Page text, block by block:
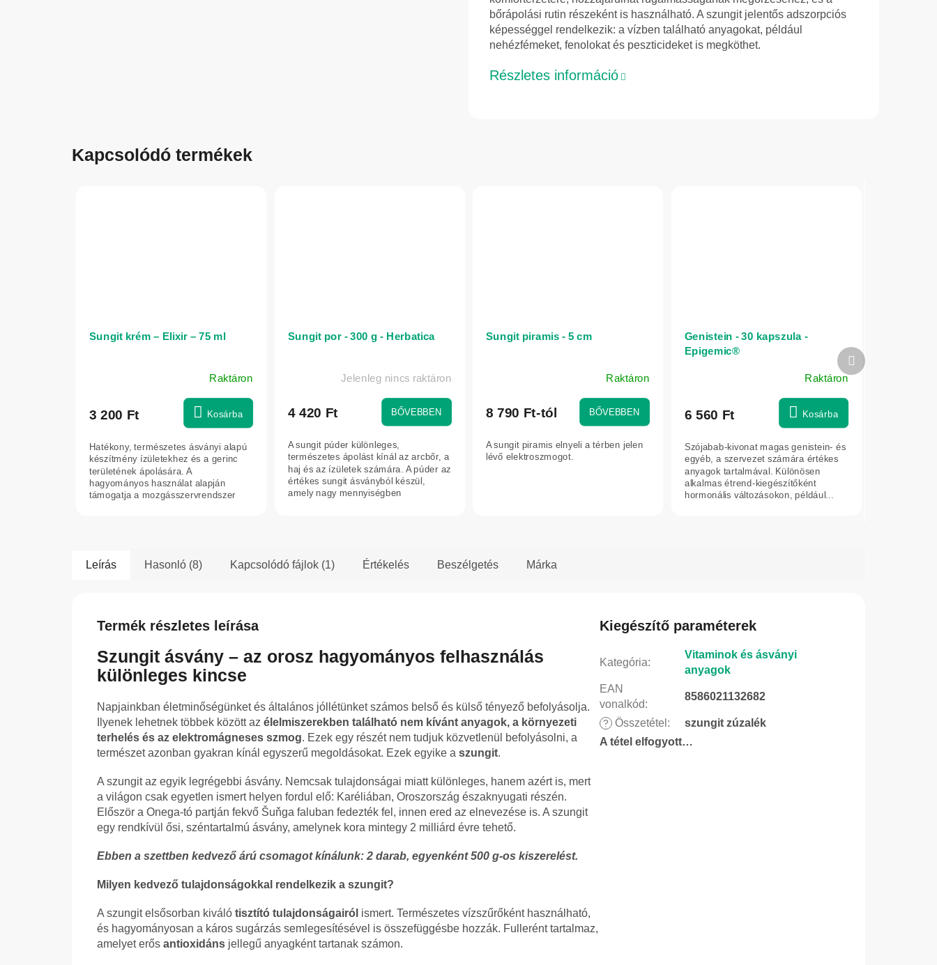
bőrápolási rutin részeként is használható. A szungit jelentős adszorpciós
képességgel rendelkezik: a vízben található anyagokat, például
nehézfémeket, fenolokat és peszticideket is megköthet.
Részletes információ
Kapcsolódó termékek
Sungit krém – Elixir – 75 ml
átlagos
ből
5,0
csillag.
Raktáron
3 200 Ft Kosárba
Hatékony, természetes ásványi alapú
készítmény ízületekhez és a gerinc
területének ápolására. A
hagyományos használat alapján
támogatja a mozgásszervrendszer
Sungit por - 300 g - Herbatica
Jelenleg nincs raktáron
4 420 Ft BŐVEBBEN
A sungit púder különleges,
természetes ápolást kínál az arcbőr, a
haj és az ízületek számára. A púder az
értékes sungit ásványból készül,
amely nagy mennyiségben
Sungit piramis - 5 cm
átlagos
5-
ből
Raktáron
8 790 Ft-tól BŐVEBBEN
A sungit piramis elnyeli a térben jelen
lévő elektroszmogot.
Genistein - 30 kapszula -
Epigemic®
Raktáron
6 560 Ft Kosárba
Szójabab-kivonat magas genistein- és
egyéb, a szervezet számára értékes
anyagok tartalmával. Különösen
alkalmas étrend-kiegészítőként
hormonális változásokon, például...
Következő
termék
Leírás Hasonló (8) Kapcsolódó fájlok (1) Értékelés Beszélgetés Márka
Termék részletes leírása
Szungit ásvány – az orosz hagyományos felhasználás
különleges kincse
Napjainkban életminőségünket és általános jóllétünket számos belső és külső tényező befolyásolja.
Ilyenek lehetnek többek között az élelmiszerekben található nem kívánt anyagok, a környezeti
terhelés és az elektromágneses szmog. Ezek egy részét nem tudjuk közvetlenül befolyásolni, a
természet azonban gyakran kínál egyszerű megoldásokat. Ezek egyike a szungit.
A szungit az egyik legrégebbi ásvány. Nemcsak tulajdonságai miatt különleges, hanem azért is, mert
a világon csak egyetlen ismert helyen fordul elő: Karéliában, Oroszország északnyugati részén.
Először a Onega-tó partján fekvő Šuňga faluban fedezték fel, innen ered az elnevezése is. A szungit
egy rendkívül ősi, széntartalmú ásvány, amelynek kora mintegy 2 milliárd évre tehető.
Ebben a szettben kedvező árú csomagot kínálunk: 2 darab, egyenként 500 g-os kiszerelést.
Milyen kedvező tulajdonságokkal rendelkezik a szungit?
A szungit elsősorban kiváló tisztító tulajdonságairól ismert. Természetes vízszűrőként használható,
és hagyományosan a káros sugárzás semlegesítésével is összefüggésbe hozzák. Fullerént tartalmaz,
amelyet erős antioxidáns jellegű anyagként tartanak számon.
Kiegészítő paraméterek
Kategória:
Vitaminok és ásványi
anyagok
EAN
vonalkód:
8586021132682
? Összetétel :
szungit zúzalék
A tétel elfogyott…